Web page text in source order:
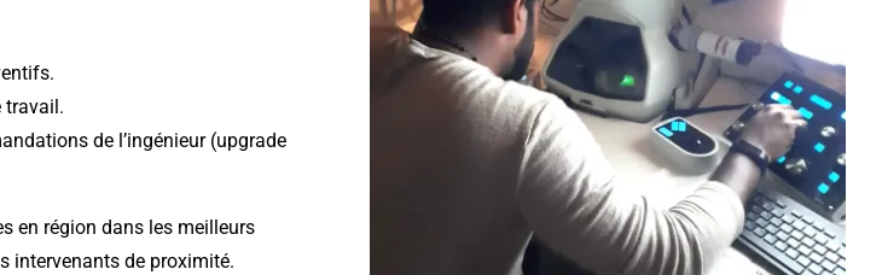
travail.
de l’ingénieur (upgrade
en région dans les meilleurs
intervenants de proximité.